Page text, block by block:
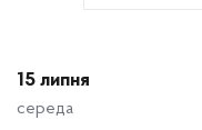
15 липня
середа